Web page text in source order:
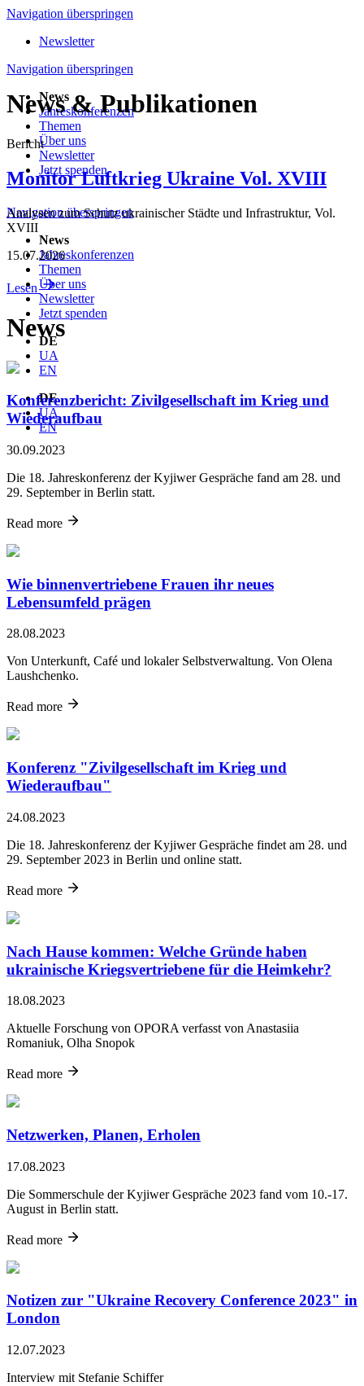
Navigation überspringen
Newsletter
Navigation überspringen
News
Jahreskonferenzen
Themen
Über uns
Newsletter
Jetzt spenden
Navigation überspringen
News
Jahreskonferenzen
Themen
Über uns
Newsletter
Jetzt spenden
DE
UA
EN
DE
UA
EN
News & Publikationen
Bericht
Monitor Luftkrieg Ukraine Vol. XVIII
Analysen zum Schutz ukrainischer Städte und Infrastruktur, Vol.
XVIII
15.07.2026
Lesen
News
Konferenzbericht: Zivilgesellschaft im Krieg und
Wiederaufbau
30.09.2023
Die 18. Jahreskonferenz der Kyjiwer Gespräche fand am 28. und
29. September in Berlin statt.
Read more
Wie binnenvertriebene Frauen ihr neues
Lebensumfeld prägen
28.08.2023
Von Unterkunft, Café und lokaler Selbstverwaltung. Von Olena
Laushchenko.
Read more
Konferenz "Zivilgesellschaft im Krieg und
Wiederaufbau"
24.08.2023
Die 18. Jahreskonferenz der Kyjiwer Gespräche findet am 28. und
29. September 2023 in Berlin und online statt.
Read more
Nach Hause kommen: Welche Gründe haben
ukrainische Kriegsvertriebene für die Heimkehr?
18.08.2023
Aktuelle Forschung von OPORA verfasst von Anastasiia
Romaniuk, Olha Snopok
Read more
Netzwerken, Planen, Erholen
17.08.2023
Die Sommerschule der Kyjiwer Gespräche 2023 fand vom 10.-17.
August in Berlin statt.
Read more
Notizen zur "Ukraine Recovery Conference 2023" in
London
12.07.2023
Interview mit Stefanie Schiffer